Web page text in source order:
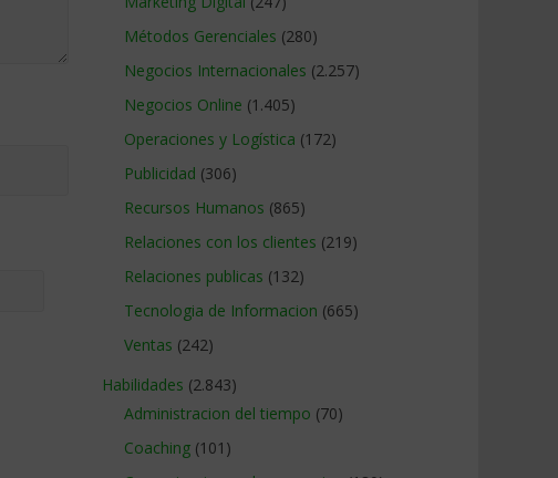
Métodos Gerenciales (280)
Negocios Internacionales (2.257)
Negocios Online (1.405)
Operaciones y Logística (172)
Publicidad (306)
Recursos Humanos (865)
Relaciones con los clientes (219)
Relaciones publicas (132)
Tecnologia de Informacion (665)
Ventas (242)
Habilidades (2.843)
Administracion del tiempo (70)
Coaching (101)